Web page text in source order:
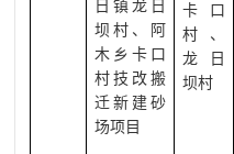
日镇龙日
坝村、阿
木乡卡口
村技改搬
迁新建砂
场项目
卡口
村、
龙日
坝村